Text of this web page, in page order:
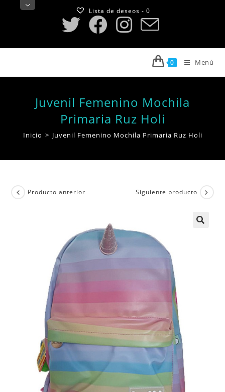
Lista de deseos - 0
0 Menú
Juvenil Femenino Mochila
Primaria Ruz Holi
Inicio > Juvenil Femenino Mochila Primaria Ruz Holi
Producto anterior Siguiente producto